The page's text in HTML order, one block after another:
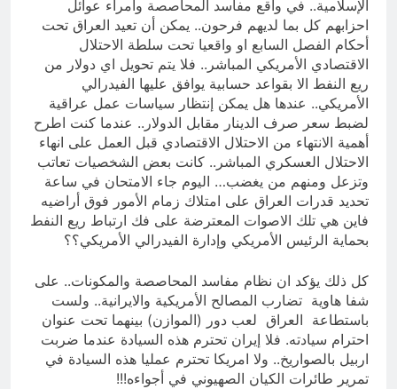
الإسلامية.. في واقع مفاسد المحاصصة وامراء عوائل
احزابهم كل بما لديهم فرحون.. يمكن أن تعيد العراق تحت
أحكام الفصل السابع او واقعيا تحت سلطة الاحتلال
الاقتصادي الأمريكي المباشر.. فلا يتم تحويل اي دولار من
ريع النفط الا بقواعد حسابية يوافق عليها الفيدرالي
الأمريكي.. عندها هل يمكن إنتظار سياسات عمل عراقية
لضبط سعر صرف الدينار مقابل الدولار.. عندما كنت اطرح
أهمية الانتهاء من الاحتلال الاقتصادي قبل العمل على انهاء
الاحتلال العسكري المباشر.. كانت بعض الشخصيات تعاتب
وتزعل ومنهم من يغضب… اليوم جاء الامتحان في ساعة
تحديد قدرات العراق على امتلاك زمام الأمور فوق أراضيه
فاين هي تلك الاصوات المعترضة على فك ارتباط ريع النفط
بحماية الرئيس الأمريكي وإدارة الفيدرالي الأمريكي؟؟
كل ذلك يؤكد ان نظام مفاسد المحاصصة والمكونات.. على
شفا هاوية تضارب المصالح الأمريكية والايرانية.. ولست
باستطاعة العراق لعب دور (الموازن) بينهما تحت عنوان
احترام سيادته. فلا إيران تحترم هذه السيادة عندما ضربت
اربيل بالصواريخ.. ولا امريكا تحترم عمليا هذه السيادة في
تمرير طائرات الكيان الصهيوني في أجواءه!!!